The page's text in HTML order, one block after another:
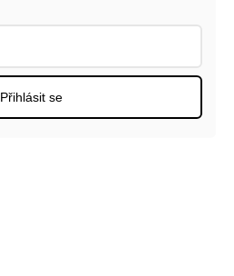
Přihlásit se